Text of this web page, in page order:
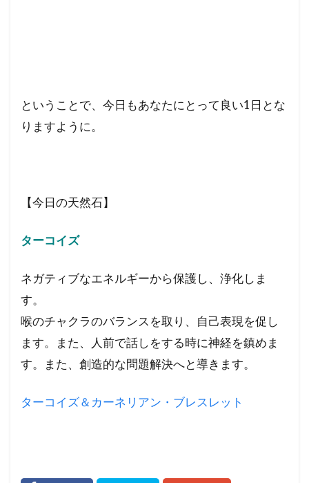
ということで、今日もあなたにとって良い1日とな
りますように。
【今日の天然石】
ターコイズ
ネガティブなエネルギーから保護し、浄化しま
す。
喉のチャクラのバランスを取り、自己表現を促し
ます。また、人前で話しをする時に神経を鎮めま
す。また、創造的な問題解決へと導きます。
ターコイズ＆カーネリアン・ブレスレット